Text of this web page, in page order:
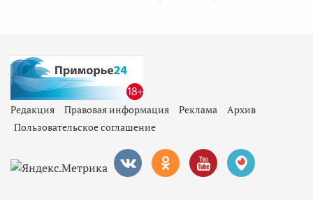
Редакция Правовая информация Реклама
Архив
Пользовательское соглашение